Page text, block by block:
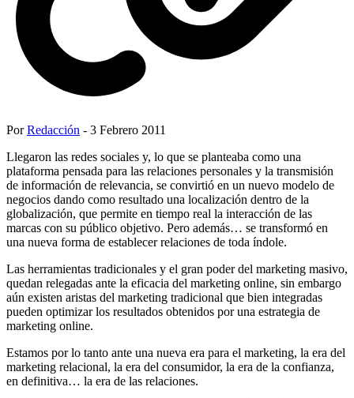
PorRedacción - 3 Febrero 2011
Llegaron las redes sociales y, lo que se planteaba como una
plataforma pensada para las relaciones personales y la transmisión
de información de relevancia, se convirtió en un nuevo modelo de
negocios dando como resultado una localización dentro de la
globalización, que permite en tiempo real la interacción de las
marcas con su público objetivo. Pero además… se transformó en
una nueva forma de establecer relaciones de toda índole.
Las herramientas tradicionales y el gran poder del marketing masivo,
quedan relegadas ante la eficacia del marketing online, sin embargo
aún existen aristas del marketing tradicional que bien integradas
pueden optimizar los resultados obtenidos por una estrategia de
marketing online.
Estamos por lo tanto ante una nueva era para el marketing, la era del
marketing relacional, la era del consumidor, la era de la confianza,
en definitiva… la era de las relaciones.